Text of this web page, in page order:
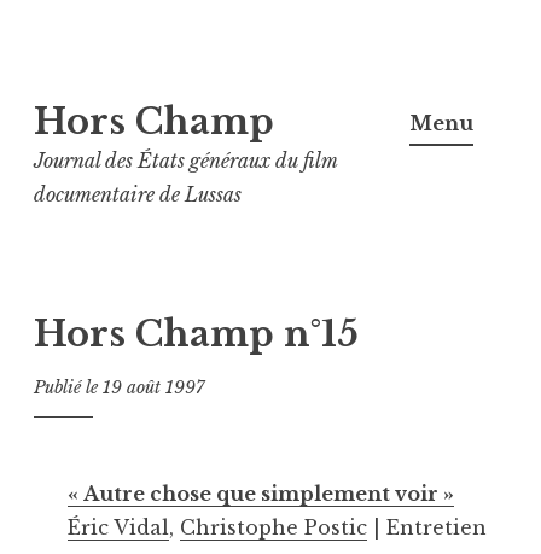
au
contenu
principal
Hors Champ
Journal des États généraux du film
documentaire de Lussas
Menu
Hors Champ n°15
Publié le19 août 1997
« Autre chose que simplement voir »
Éric Vidal, Christophe Postic | Entretien